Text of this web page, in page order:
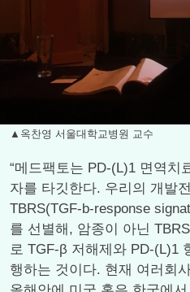
▲옥찬영 서울대학교병원 교수
“메드팩토는 PD-(L)1 면역치
자를 타깃한다. 우리의 개발
TBRS(TGF-b-response
를 선별해, 암종이 아닌
로 TGF-β 저해제와 PD-(L)1
행하는 것이다. 현재 여러회